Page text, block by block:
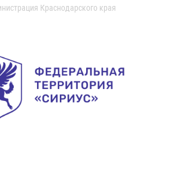
Краснодарского края